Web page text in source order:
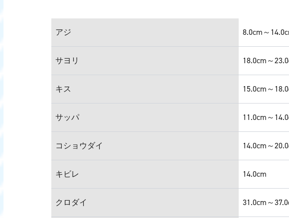
アジ 8.0cm～
サヨリ 18.0cm～
キス 15.0cm～
サッパ 11.0cm～
コショウダイ 14.0cm～
キビレ 14.0cm
クロダイ 31.0cm～